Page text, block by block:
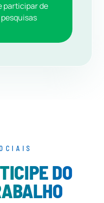
participar de
DO